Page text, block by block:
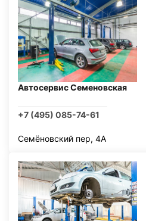
Автосервис Семеновская
+7 (495) 085-74-61
Семёновский пер, 4А